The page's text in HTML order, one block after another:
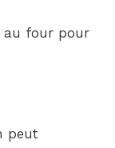
au four pour
peut